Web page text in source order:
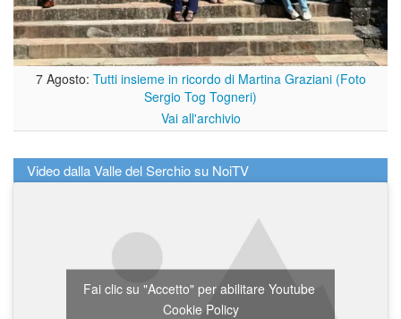
7 Agosto: Tutti insieme in ricordo di Martina Graziani (Foto
Sergio Tog Togneri)
Vai all'archivio
Video dalla Valle del Serchio su NoiTV
Fai clic su "Accetto" per abilitare Youtube
Cookie Policy